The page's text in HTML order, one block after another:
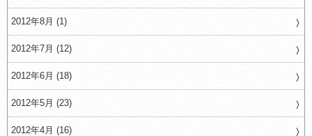
2012年8月 (1)
2012年7月 (12)
2012年6月 (18)
2012年5月 (23)
2012年4月 (16)